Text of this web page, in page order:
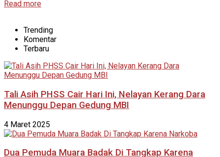
Read more
Trending
Komentar
Terbaru
Tali Asih PHSS Cair Hari Ini, Nelayan Kerang Dara
Menunggu Depan Gedung MBI
4 Maret 2025
Dua Pemuda Muara Badak Di Tangkap Karena